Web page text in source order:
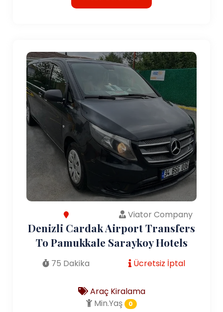
Viator Company
Denizli Cardak Airport Transfers
To Pamukkale Saraykoy Hotels
75 Dakika Ücretsiz İptal
Araç Kiralama
Min.Yaş
0